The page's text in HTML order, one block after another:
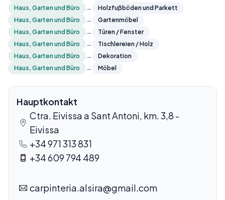
Haus, Garten und Büro
→
Holzfußböden und Parkett
Haus, Garten und Büro
→
Gartenmöbel
Haus, Garten und Büro
→
Türen / Fenster
Haus, Garten und Büro
→
Tischlereien / Holz
Haus, Garten und Büro
→
Dekoration
Haus, Garten und Büro
→ Möbel
Hauptkontakt
Ctra. Eivissa a Sant Antoni, km. 3,8 -
Eivissa
+34 971 313 831
+34 609 794 489
carpinteria.alsira@gmail.com